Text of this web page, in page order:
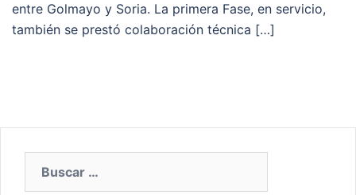
entre Golmayo y Soria. La primera Fase, en servicio,
también se prestó colaboración técnica […]